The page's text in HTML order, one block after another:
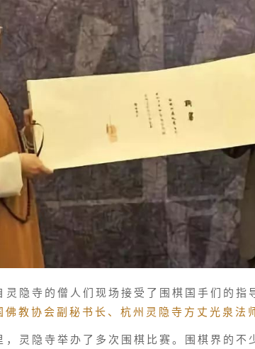
隐寺的僧人们现场接受了围棋国手们的指
佛教协会副秘书长、杭州灵隐寺方丈光泉法
，灵隐寺举办了多次围棋比赛。围棋界的不